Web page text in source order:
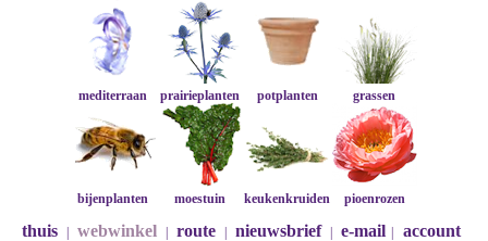
mediterraan prairieplanten potplanten grassen
bijenplanten moestuin keukenkruiden pioenrozen
thuis webwinkel route nieuwsbrief e-mail account